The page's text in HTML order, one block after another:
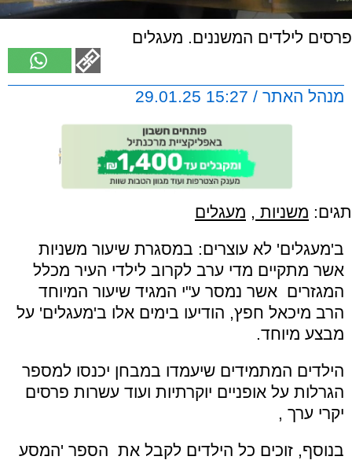
פרסים לילדים המשננים. מעגלים
מנהל האתר / 15:27 29.01.25
תגים: משניות , מעגלים
ב'מעגלים' לא עוצרים: במסגרת שיעור משניות
אשר מתקיים מדי ערב לקרוב לילדי העיר מכלל
המגזרים אשר נמסר ע"י המגיד שיעור המיוחד
הרב מיכאל חפץ, הודיעו בימים אלו ב'מעגלים' על
מבצע מיוחד.
הילדים המתמידים שיעמדו במבחן יכנסו למספר
הגרלות על אופניים יוקרתיות ועוד עשרות פרסים
יקרי ערך ,
בנוסף, זוכים כל הילדים לקבל את הספר 'המסע